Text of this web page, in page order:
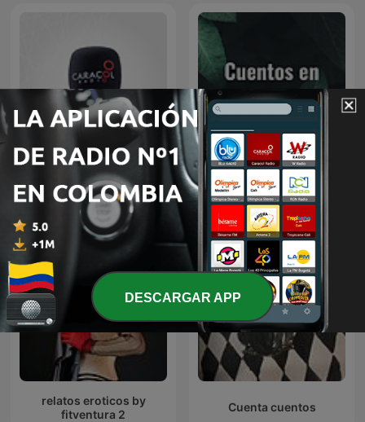
Especiales Caracol Cuentos en español
relatos eroticos by
fitventura 2
Cuenta cuentos
DESCARGAR APP